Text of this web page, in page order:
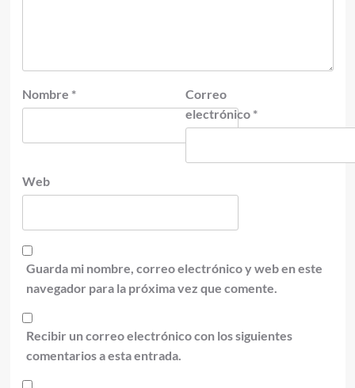
Nombre *
Correo
electrónico *
Web
Guarda mi nombre, correo electrónico y web en este
navegador para la próxima vez que comente.
Recibir un correo electrónico con los siguientes
comentarios a esta entrada.